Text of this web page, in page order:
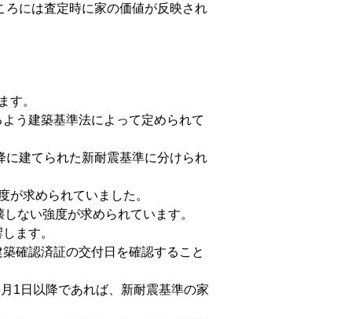
には査定時に家の価値が反映され
す。
う建築基準法によって定められて
建てられた新耐震基準に分けられ
が求められていました。
ない強度が求められています。
ます。
確認済証の交付日を確認すること
1日以降であれば、新耐震基準の家